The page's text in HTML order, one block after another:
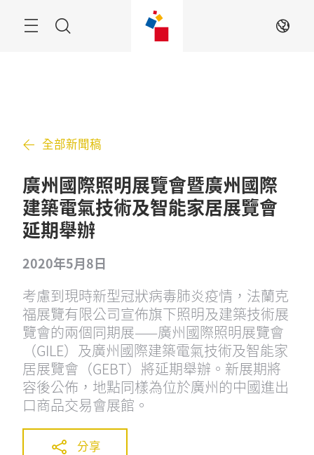
ZH
全部新聞稿
廣州國際照明展覽會暨廣州國際
建築電氣技術及智能家居展覽會
延期舉辦
2020年5月8日
考慮到現時新型冠狀病毒肺炎疫情，法蘭克
福展覽有限公司宣佈旗下照明及建築技術展
覽會的兩個同期展——廣州國際照明展覽會
（GILE）及廣州國際建築電氣技術及智能家
居展覽會（GEBT）將延期舉辦。新展期將
容後公佈，地點同樣為位於廣州的中國進出
口商品交易會展館。
分享